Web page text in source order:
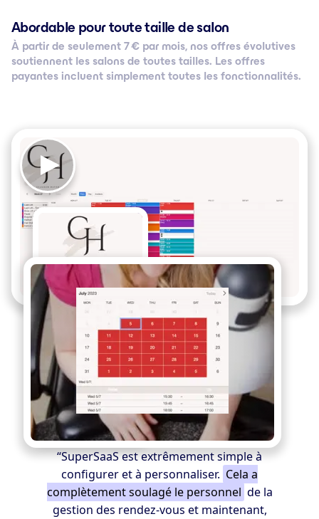
Abordable pour toute taille de salon
À partir de seulement 7 € par mois, nos offres évolutives
soutiennent les salons de toutes tailles. Les offres
payantes incluent simplement toutes les fonctionnalités.
“SuperSaaS est extrêmement simple à
configurer et à personnaliser. Cela a
complètement soulagé le personnel de la
gestion des rendez-vous et maintenant,